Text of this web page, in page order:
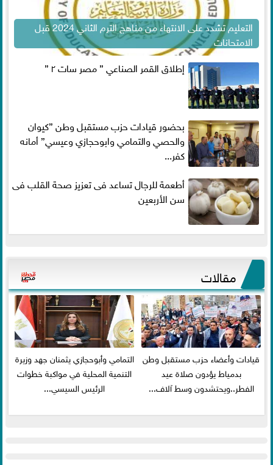
التعليم تشدد على الانتهاء من مناهج الترم الثاني 2024 قبل
الامتحانات
إطلاق القمر الصناعي ” مصر سات ٢ ”
بحضور قيادات حزب مستقبل وطن ”كيوان
والحصي والتمامي وابوحجازي وعيسي” أمانه
كفر...
أطعمة للرجال تساعد فى تعزيز صحة القلب فى
سن الأربعين
مقالات
قيادات وأعضاء حزب مستقبل وطن
بدمياط يؤدون صلاة عيد
الفطر..ويحتشدون وسط آلاف...
التمامي وأبوحجازي يثمنان جهد وزيرة
التنمية المحلية في مواكبة خطوات
الرئيس السيسي...